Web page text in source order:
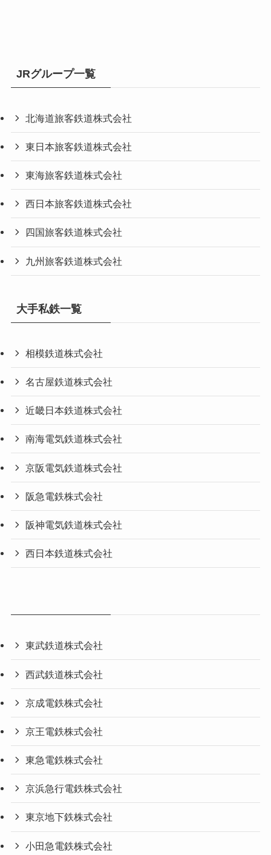
JRグループ一覧
北海道旅客鉄道株式会社
東日本旅客鉄道株式会社
東海旅客鉄道株式会社
西日本旅客鉄道株式会社
四国旅客鉄道株式会社
九州旅客鉄道株式会社
大手私鉄一覧
相模鉄道株式会社
名古屋鉄道株式会社
近畿日本鉄道株式会社
南海電気鉄道株式会社
京阪電気鉄道株式会社
阪急電鉄株式会社
阪神電気鉄道株式会社
西日本鉄道株式会社
東武鉄道株式会社
西武鉄道株式会社
京成電鉄株式会社
京王電鉄株式会社
東急電鉄株式会社
京浜急行電鉄株式会社
東京地下鉄株式会社
小田急電鉄株式会社